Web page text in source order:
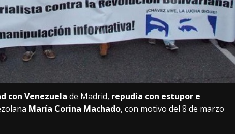
con Venezuela de Madrid, repudia con estupor e
María Corina Machado, con motivo del 8 de marzo